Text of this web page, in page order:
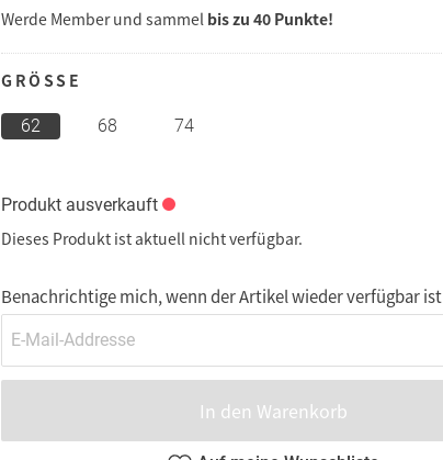
Werde Member und sammel bis zu 40 Punkte!
GRÖSSE
62 68 74
Produkt ausverkauft
Dieses Produkt ist aktuell nicht verfügbar.
Benachrichtige mich, wenn der Artikel wieder verfügbar ist
In den Warenkorb